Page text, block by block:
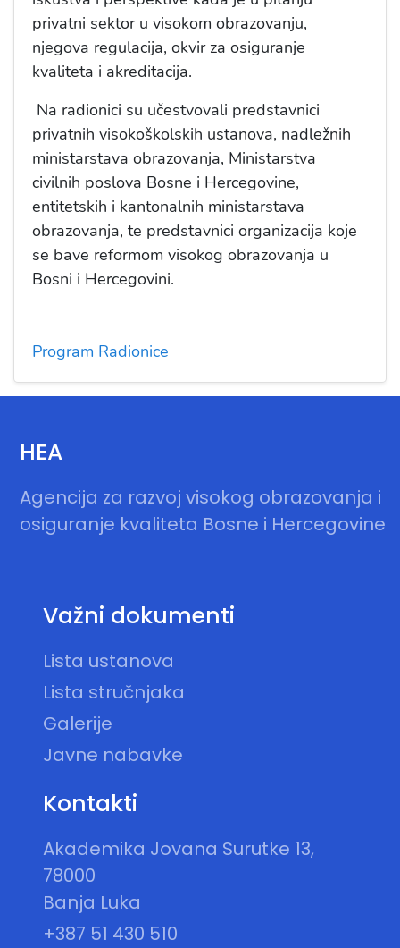
privatni sektor u visokom obrazovanju,
njegova regulacija, okvir za osiguranje
kvaliteta i akreditacija.
Na radionici su učestvovali predstavnici
privatnih visokoškolskih ustanova, nadležnih
ministarstava obrazovanja, Ministarstva
civilnih poslova Bosne i Hercegovine,
entitetskih i kantonalnih ministarstava
obrazovanja, te predstavnici organizacija koje
se bave reformom visokog obrazovanja u
Bosni i Hercegovini.
Program Radionice
HEA
Agencija za razvoj visokog obrazovanja i
osiguranje kvaliteta Bosne i Hercegovine
Važni dokumenti
Lista ustanova
Lista stručnjaka
Galerije
Javne nabavke
Kontakti
Akademika Jovana Surutke 13,
78000
Banja Luka
+387 51 430 510